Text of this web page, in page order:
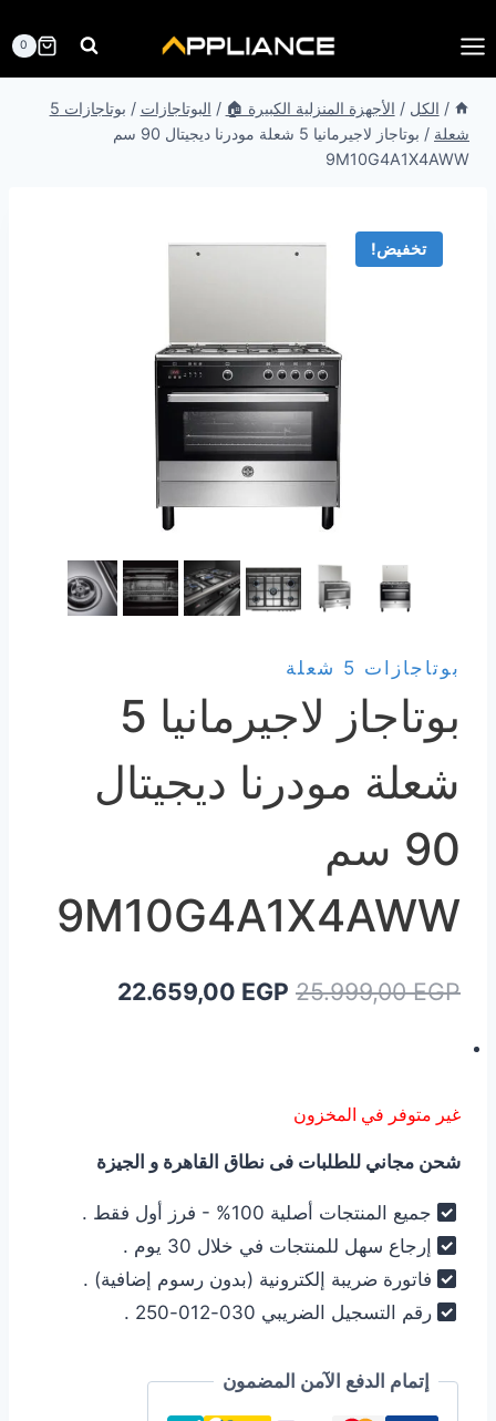
إلى
المحتوى
0
/ الكل / الأجهزة المنزلية الكبيرة 🏠 / البوتاجازات /
بوتاجازات 5
شعلة /
بوتاجاز لاجيرمانيا 5 شعلة مودرنا ديجيتال 90 سم
9M10G4A1X4AWW
تخفيض!
بوتاجازات 5 شعلة
بوتاجاز لاجيرمانيا 5
شعلة مودرنا ديجيتال
90 سم
9M10G4A1X4AWW
25.999,00EGP
السعر22.659,00 EGP
غير متوفر في المخزون
شحن مجاني للطلبات فى نطاق القاهرة و الجيزة
جميع المنتجات أصلية 100% - فرز أول فقط .
إرجاع سهل للمنتجات في خلال 30 يوم .
فاتورة ضريبة إلكترونية (بدون رسوم إضافية) .
رقم التسجيل الضريبي 030-012-250 .
إتمام الدفع الآمن المضمون